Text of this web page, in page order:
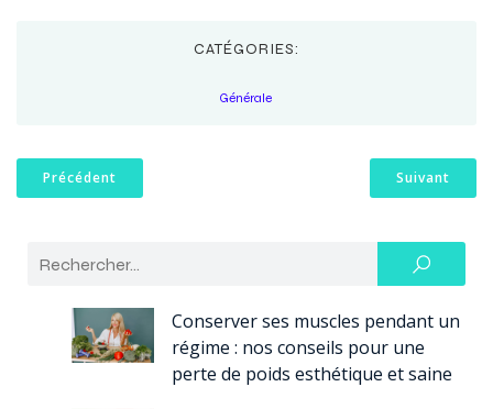
CATÉGORIES:
Générale
Précédent Suivant
Conserver ses muscles pendant un
régime : nos conseils pour une
perte de poids esthétique et saine